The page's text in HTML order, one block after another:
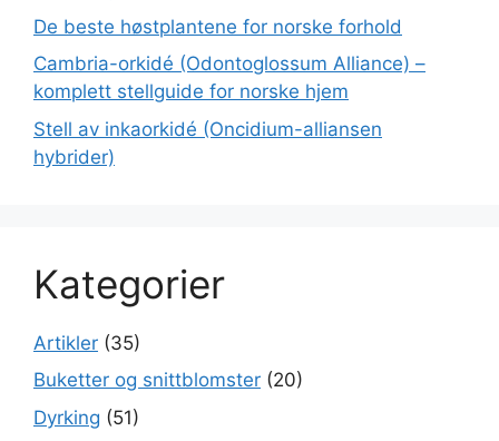
De beste høstplantene for norske forhold
Cambria-orkidé (Odontoglossum Alliance) –
komplett stellguide for norske hjem
Stell av inkaorkidé (Oncidium-alliansen
hybrider)
Kategorier
Artikler (35)
Buketter og snittblomster (20)
Dyrking (51)